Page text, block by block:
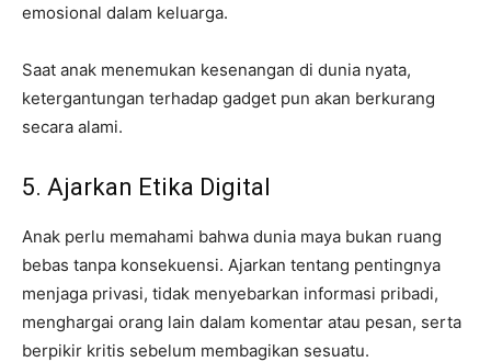
emosional dalam keluarga.
Saat anak menemukan kesenangan di dunia nyata,
ketergantungan terhadap gadget pun akan berkurang
secara alami.
5. Ajarkan Etika Digital
Anak perlu memahami bahwa dunia maya bukan ruang
bebas tanpa konsekuensi. Ajarkan tentang pentingnya
menjaga privasi, tidak menyebarkan informasi pribadi,
menghargai orang lain dalam komentar atau pesan, serta
berpikir kritis sebelum membagikan sesuatu.